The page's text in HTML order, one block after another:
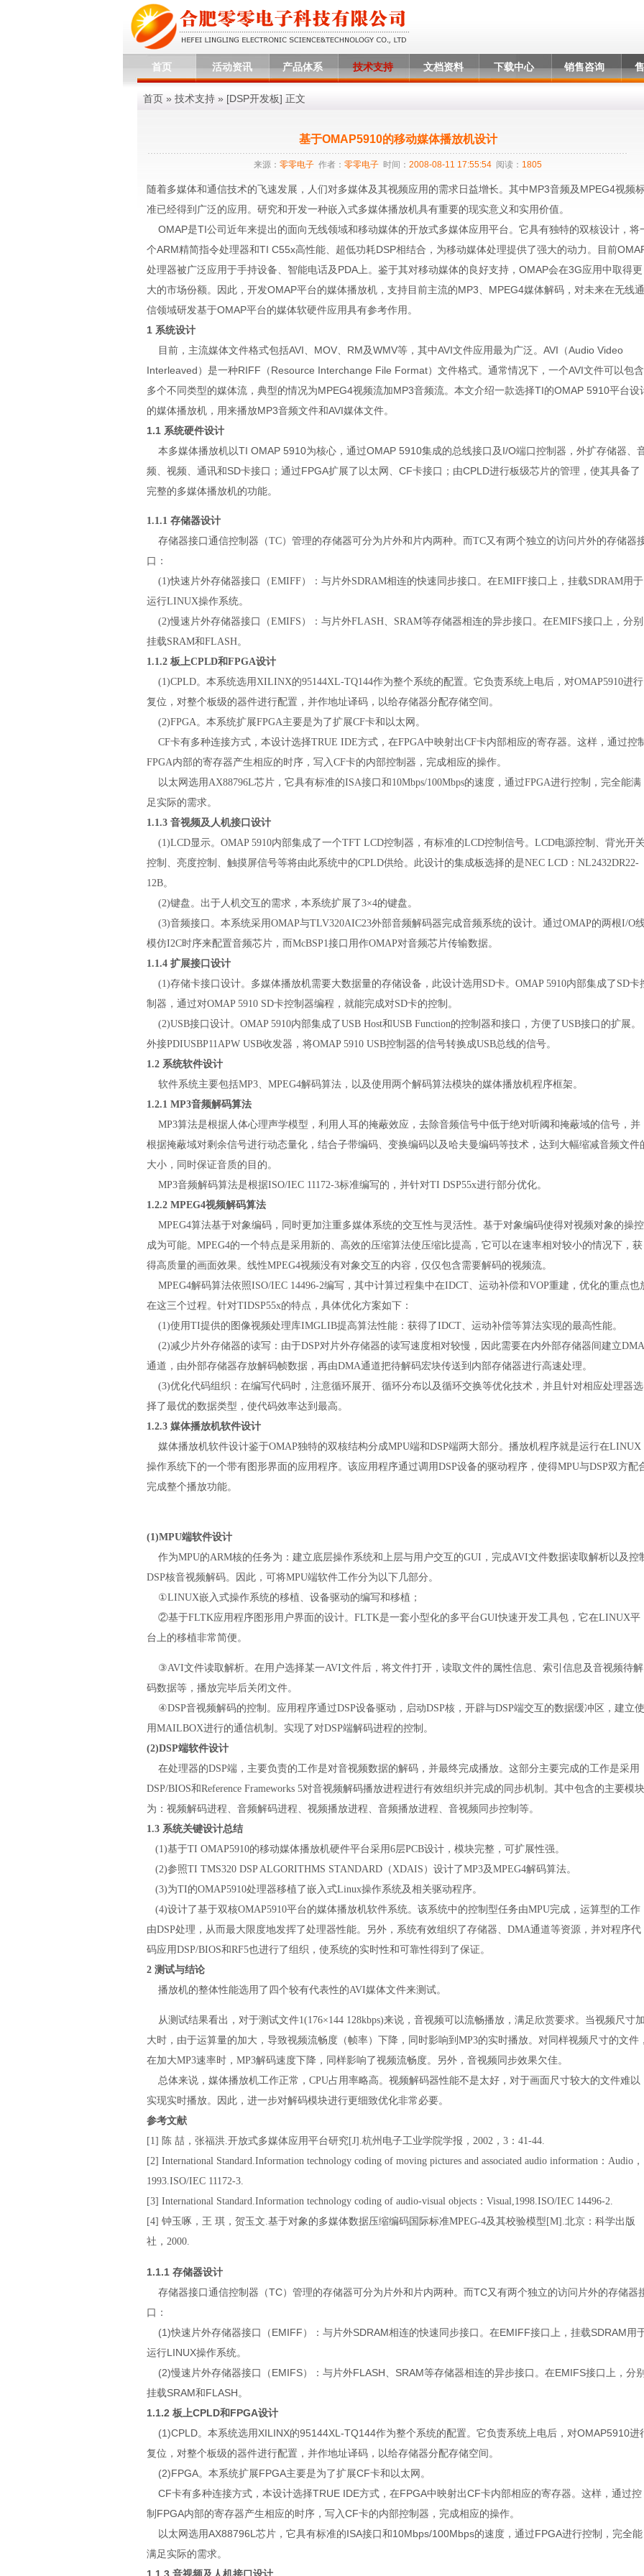
首页 活动资讯 产品体系 技术支持 文档资料 下载中心 销售咨询
首页 » 技术支持 » [DSP开发板] 正文
基于OMAP5910的移动媒体播放机设计
来源： 零零电子 作者： 零零电子 时间： 2008-08-11 17:55:54 阅读： 1805
随着多媒体和通信技术的飞速发展，人们对多媒体及其视频应用的需求日益增长。其中MP3音频及MPEG4视频
准已经得到广泛的应用。研究和开发一种嵌入式多媒体播放机具有重要的现实意义和实用价值。
OMAP是TI公司近年来提出的面向无线领域和移动媒体的开放式多媒体应用平台。它具有独特的双核设计，将
个ARM精简指令处理器和TI C55x高性能、超低功耗DSP相结合，为移动媒体处理提供了强大的动力。目前
处理器被广泛应用于手持设备、智能电话及PDA上。鉴于其对移动媒体的良好支持，OMAP会在3G应用中取得更
大的市场份额。因此，开发OMAP平台的媒体播放机，支持目前主流的MP3、MPEG4媒体解码，对未来在无线通
信领域研发基于OMAP平台的媒体软硬件应用具有参考作用。
1 系统设计
目前，主流媒体文件格式包括AVI、MOV、RM及WMV等，其中AVI文件应用最为广泛。AVI（Audio Video
Interleaved）是一种RIFF（Resource Interchange File Format）文件格式。通常情况下，一个AVI文件可以包含
多个不同类型的媒体流，典型的情况为MPEG4视频流加MP3音频流。本文介绍一款选择TI的OMAP 5910平台设
的媒体播放机，用来播放MP3音频文件和AVI媒体文件。
1.1 系统硬件设计
本多媒体播放机以TI OMAP 5910为核心，通过OMAP 5910集成的总线接口及I/O端口控制器，外扩存储器、
频、视频、通讯和SD卡接口；通过FPGA扩展了以太网、CF卡接口；由CPLD进行板级芯片的管理，使其具备了
完整的多媒体播放机的功能。
1.1.1 存储器设计
存储器接口通信控制器（TC）管理的存储器可分为片外和片内两种。而TC又有两个独立的访问片外的存储器
口：
(1)快速片外存储器接口（EMIFF）：与片外SDRAM相连的快速同步接口。在EMIFF接口上，挂载SDRAM用于
运行LINUX操作系统。
(2)慢速片外存储器接口（EMIFS）：与片外FLASH、SRAM等存储器相连的异步接口。在EMIFS接口上，分别
挂载SRAM和FLASH。
1.1.2 板上CPLD和FPGA设计
(1)CPLD。本系统选用XILINX的95144XL-TQ144作为整个系统的配置。它负责系统上电后，对OMAP5910进行
复位，对整个板级的器件进行配置，并作地址译码，以给存储器分配存储空间。
(2)FPGA。本系统扩展FPGA主要是为了扩展CF卡和以太网。
CF卡有多种连接方式，本设计选择TRUE IDE方式，在FPGA中映射出CF卡内部相应的寄存器。这样，通过控
FPGA内部的寄存器产生相应的时序，写入CF卡的内部控制器，完成相应的操作。
以太网选用AX88796L芯片，它具有标准的ISA接口和10Mbps/100Mbps的速度，通过FPGA进行控制，完全能满
足实际的需求。
1.1.3 音视频及人机接口设计
(1)LCD显示。OMAP 5910内部集成了一个TFT LCD控制器，有标准的LCD控制信号。LCD电源控制、背光开关
控制、亮度控制、触摸屏信号等将由此系统中的CPLD供给。此设计的集成板选择的是NEC LCD：NL2432DR22-
12B。
(2)键盘。出于人机交互的需求，本系统扩展了3×4的键盘。
(3)音频接口。本系统采用OMAP与TLV320AIC23外部音频解码器完成音频系统的设计。通过OMAP的两根I/O
模仿I2C时序来配置音频芯片，而McBSP1接口用作OMAP对音频芯片传输数据。
1.1.4 扩展接口设计
(1)存储卡接口设计。多媒体播放机需要大数据量的存储设备，此设计选用SD卡。OMAP 5910内部集成了SD卡
制器，通过对OMAP 5910 SD卡控制器编程，就能完成对SD卡的控制。
(2)USB接口设计。OMAP 5910内部集成了USB Host和USB Function的控制器和接口，方便了USB接口的扩展。
外接PDIUSBP11APW USB收发器，将OMAP 5910 USB控制器的信号转换成USB总线的信号。
1.2 系统软件设计
软件系统主要包括MP3、MPEG4解码算法，以及使用两个解码算法模块的媒体播放机程序框架。
1.2.1 MP3音频解码算法
MP3算法是根据人体心理声学模型，利用人耳的掩蔽效应，去除音频信号中低于绝对听阈和掩蔽域的信号，并
根据掩蔽域对剩余信号进行动态量化，结合子带编码、变换编码以及哈夫曼编码等技术，达到大幅缩减音频文件
大小，同时保证音质的目的。
MP3音频解码算法是根据ISO/IEC 11172-3标准编写的，并针对TI DSP55x进行部分优化。
1.2.2 MPEG4视频解码算法
MPEG4算法基于对象编码，同时更加注重多媒体系统的交互性与灵活性。基于对象编码使得对视频对象的操控
成为可能。MPEG4的一个特点是采用新的、高效的压缩算法使压缩比提高，它可以在速率相对较小的情况下，获
得高质量的画面效果。线性MPEG4视频没有对象交互的内容，仅仅包含需要解码的视频流。
MPEG4解码算法依照ISO/IEC 14496-2编写，其中计算过程集中在IDCT、运动补偿和VOP重建，优化的重点也
在这三个过程。针对TIDSP55x的特点，具体优化方案如下：
(1)使用TI提供的图像视频处理库IMGLIB提高算法性能：获得了IDCT、运动补偿等算法实现的最高性能。
(2)减少片外存储器的读写：由于DSP对片外存储器的读写速度相对较慢，因此需要在内外部存储器间建立DMA
通道，由外部存储器存放解码帧数据，再由DMA通道把待解码宏块传送到内部存储器进行高速处理。
(3)优化代码组织：在编写代码时，注意循环展开、循环分布以及循环交换等优化技术，并且针对相应处理器选
择了最优的数据类型，使代码效率达到最高。
1.2.3 媒体播放机软件设计
媒体播放机软件设计鉴于OMAP独特的双核结构分成MPU端和DSP端两大部分。播放机程序就是运行在LINUX
操作系统下的一个带有图形界面的应用程序。该应用程序通过调用DSP设备的驱动程序，使得MPU与DSP双方配
完成整个播放功能。
(1)MPU端软件设计
作为MPU的ARM核的任务为：建立底层操作系统和上层与用户交互的GUI，完成AVI文件数据读取解析以及控
DSP核音视频解码。因此，可将MPU端软件工作分为以下几部分。
①LINUX嵌入式操作系统的移植、设备驱动的编写和移植；
②基于FLTK应用程序图形用户界面的设计。FLTK是一套小型化的多平台GUI快速开发工具包，它在LINUX平
台上的移植非常简便。
③AVI文件读取解析。在用户选择某一AVI文件后，将文件打开，读取文件的属性信息、索引信息及音视频待解
码数据等，播放完毕后关闭文件。
④DSP音视频解码的控制。应用程序通过DSP设备驱动，启动DSP核，开辟与DSP端交互的数据缓冲区，建立使
用MAILBOX进行的通信机制。实现了对DSP端解码进程的控制。
(2)DSP端软件设计
在处理器的DSP端，主要负责的工作是对音视频数据的解码，并最终完成播放。这部分主要完成的工作是采用
DSP/BIOS和Reference Frameworks 5对音视频解码播放进程进行有效组织并完成的同步机制。其中包含的主要模块
为：视频解码进程、音频解码进程、视频播放进程、音频播放进程、音视频同步控制等。
1.3 系统关键设计总结
(1)基于TI OMAP5910的移动媒体播放机硬件平台采用6层PCB设计，模块完整，可扩展性强。
(2)参照TI TMS320 DSP ALGORITHMS STANDARD（XDAIS）设计了MP3及MPEG4解码算法。
(3)为TI的OMAP5910处理器移植了嵌入式Linux操作系统及相关驱动程序。
(4)设计了基于双核OMAP5910平台的媒体播放机软件系统。该系统中的控制型任务由MPU完成，运算型的工作
由DSP处理，从而最大限度地发挥了处理器性能。另外，系统有效组织了存储器、DMA通道等资源，并对程序代
码应用DSP/BIOS和RF5也进行了组织，使系统的实时性和可靠性得到了保证。
2 测试与结论
播放机的整体性能选用了四个较有代表性的AVI媒体文件来测试。
从测试结果看出，对于测试文件1(176×144 128kbps)来说，音视频可以流畅播放，满足欣赏要求。当视频尺寸加
大时，由于运算量的加大，导致视频流畅度（帧率）下降，同时影响到MP3的实时播放。对同样视频尺寸的文件，
在加大MP3速率时，MP3解码速度下降，同样影响了视频流畅度。另外，音视频同步效果欠佳。
总体来说，媒体播放机工作正常，CPU占用率略高。视频解码器性能不是太好，对于画面尺寸较大的文件难以
实现实时播放。因此，进一步对解码模块进行更细致优化非常必要。
参考文献
[1] 陈 喆，张福洪.开放式多媒体应用平台研究[J].杭州电子工业学院学报，2002，3：41-44.
[2] International Standard.Information technology coding of moving pictures and associated audio information：Audio，
1993.ISO/IEC 11172-3.
[3] International Standard.Information technology coding of audio-visual objects：Visual,1998.ISO/IEC 14496-2.
[4] 钟玉啄，王 琪，贺玉文.基于对象的多媒体数据压缩编码国际标准MPEG-4及其校验模型[M].北京：科学出版
社，2000.
1.1.1 存储器设计
存储器接口通信控制器（TC）管理的存储器可分为片外和片内两种。而TC又有两个独立的访问片外的存储器
口：
(1)快速片外存储器接口（EMIFF）：与片外SDRAM相连的快速同步接口。在EMIFF接口上，挂载SDRAM用
运行LINUX操作系统。
(2)慢速片外存储器接口（EMIFS）：与片外FLASH、SRAM等存储器相连的异步接口。在EMIFS接口上，分别
挂载SRAM和FLASH。
1.1.2 板上CPLD和FPGA设计
(1)CPLD。本系统选用XILINX的95144XL-TQ144作为整个系统的配置。它负责系统上电后，对OMAP5910进
复位，对整个板级的器件进行配置，并作地址译码，以给存储器分配存储空间。
(2)FPGA。本系统扩展FPGA主要是为了扩展CF卡和以太网。
CF卡有多种连接方式，本设计选择TRUE IDE方式，在FPGA中映射出CF卡内部相应的寄存器。这样，通过控
制FPGA内部的寄存器产生相应的时序，写入CF卡的内部控制器，完成相应的操作。
以太网选用AX88796L芯片，它具有标准的ISA接口和10Mbps/100Mbps的速度，通过FPGA进行控制，完全能
满足实际的需求。